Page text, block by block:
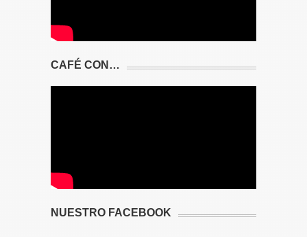
CAFÉ CON…
NUESTRO FACEBOOK